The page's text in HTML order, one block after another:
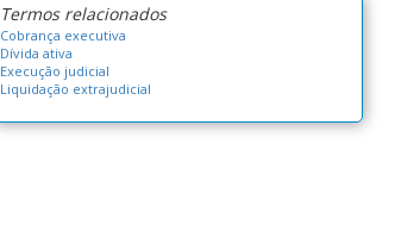
Termos relacionados
Cobrança executiva
Dívida ativa
Execução judicial
Liquidação extrajudicial